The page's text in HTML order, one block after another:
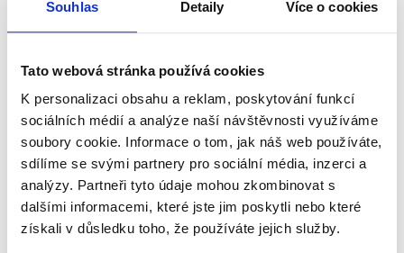
Souhlas Detaily Více o cookies
Tato webová stránka používá cookies
K personalizaci obsahu a reklam, poskytování funkcí
sociálních médií a analýze naší návštěvnosti využíváme
soubory cookie. Informace o tom, jak náš web používáte,
sdílíme se svými partnery pro sociální média, inzerci a
analýzy. Partneři tyto údaje mohou zkombinovat s
dalšími informacemi, které jste jim poskytli nebo které
získali v důsledku toho, že používáte jejich služby.
Petr Fiala v první letošní Partii mluvil o svém
novoročním projevu, ale také o minulých a
nejnovější analýze se tak můžete dočíst, jak je to
s...
Číst dál
Zůstaňme v kontaktu